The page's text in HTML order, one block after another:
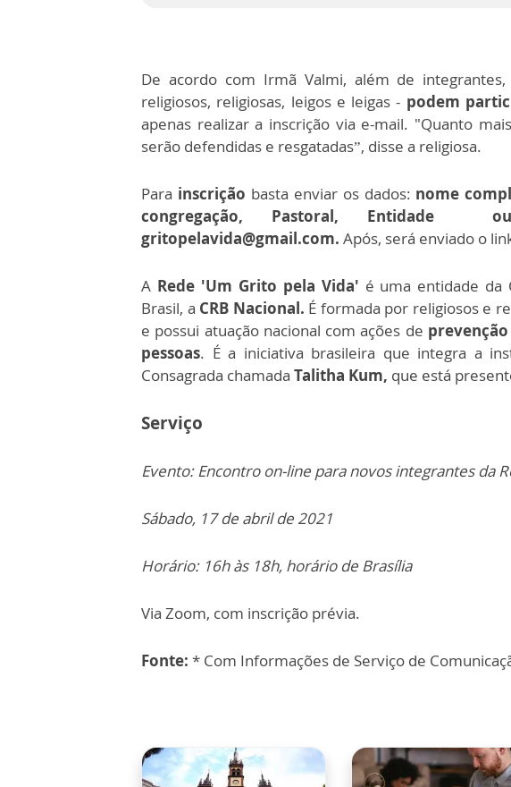
De acordo com Irmã Valmi, além de
religiosos, religiosas, leigos e leigas - podem
apenas realizar a inscrição via e-mail. "Quanto
serão defendidas e resgatadas”, disse a religiosa.
Para inscrição basta enviar os dados: nome
congregação, Pastoral, Entidade
gritopelavida@gmail.com. Após, será enviado o
A Rede 'Um Grito pela Vida' é uma entidade da
Brasil, a CRB Nacional. É formada por religiosos e
e possui atuação nacional com ações de
pessoas. É a iniciativa brasileira que integra a
Consagrada chamada Talitha Kum, que está
Serviço
Evento: Encontro on-line para novos integrantes da
Sábado, 17 de abril de 2021
Horário: 16h às 18h, horário de Brasília
Via Zoom, com inscrição prévia.
Fonte: * Com Informações de Serviço de